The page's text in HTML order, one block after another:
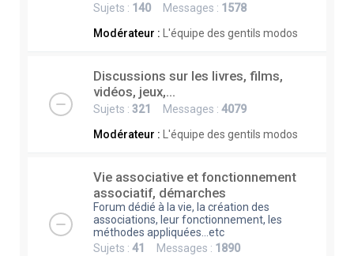
Sujets : 140 Messages : 1578
Modérateur :
L'équipe des gentils modos
Discussions sur les livres, films,
vidéos, jeux,...
Sujets : 321 Messages : 4079
Modérateur :
L'équipe des gentils modos
Vie associative et fonctionnement
associatif, démarches
Forum dédié à la vie, la création des
associations, leur fonctionnement, les
méthodes appliquées...etc
Sujets : 41 Messages : 1890